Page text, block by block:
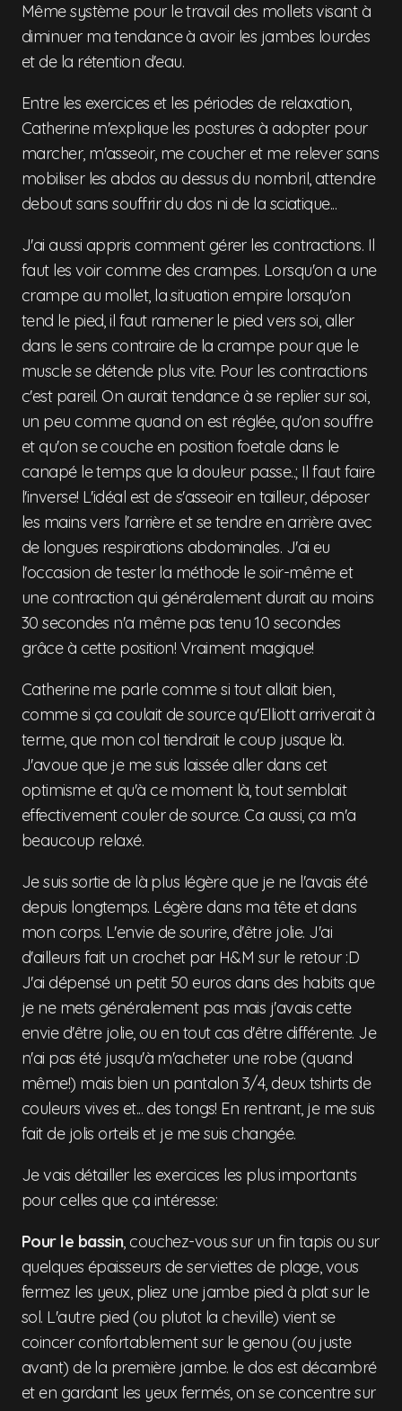
Même système pour le travail des mollets visant à
diminuer ma tendance à avoir les jambes lourdes
et de la rétention d'eau.
Entre les exercices et les périodes de relaxation,
Catherine m'explique les postures à adopter pour
marcher, m'asseoir, me coucher et me relever sans
mobiliser les abdos au dessus du nombril, attendre
debout sans souffrir du dos ni de la sciatique...
J'ai aussi appris comment gérer les contractions. Il
faut les voir comme des crampes. Lorsqu'on a une
crampe au mollet, la situation empire lorsqu'on
tend le pied, il faut ramener le pied vers soi, aller
dans le sens contraire de la crampe pour que le
muscle se détende plus vite. Pour les contractions
c'est pareil. On aurait tendance à se replier sur soi,
un peu comme quand on est réglée, qu'on souffre
et qu'on se couche en position foetale dans le
canapé le temps que la douleur passe..; Il faut faire
l'inverse! L'idéal est de s'asseoir en tailleur, déposer
les mains vers l'arrière et se tendre en arrière avec
de longues respirations abdominales. J'ai eu
l'occasion de tester la méthode le soir-même et
une contraction qui généralement durait au moins
30 secondes n'a même pas tenu 10 secondes
grâce à cette position! Vraiment magique!
Catherine me parle comme si tout allait bien,
comme si ça coulait de source qu'Elliott arriverait à
terme, que mon col tiendrait le coup jusque là.
J'avoue que je me suis laissée aller dans cet
optimisme et qu'à ce moment là, tout semblait
effectivement couler de source. Ca aussi, ça m'a
beaucoup relaxé.
Je suis sortie de là plus légère que je ne l'avais été
depuis longtemps. Légère dans ma tête et dans
mon corps. L'envie de sourire, d'être jolie. J'ai
d'ailleurs fait un crochet par H&M sur le retour :D
J'ai dépensé un petit 50 euros dans des habits que
je ne mets généralement pas mais j'avais cette
envie d'être jolie, ou en tout cas d'être différente. Je
n'ai pas été jusqu'à m'acheter une robe (quand
même!) mais bien un pantalon 3/4, deux tshirts de
couleurs vives et... des tongs! En rentrant, je me suis
fait de jolis orteils et je me suis changée.
Je vais détailler les exercices les plus importants
pour celles que ça intéresse:
Pour le bassin, couchez-vous sur un fin tapis ou sur
quelques épaisseurs de serviettes de plage, vous
fermez les yeux, pliez une jambe pied à plat sur le
sol. L'autre pied (ou plutot la cheville) vient se
coincer confortablement sur le genou (ou juste
avant) de la première jambe. le dos est décambré
et en gardant les yeux fermés, on se concentre sur